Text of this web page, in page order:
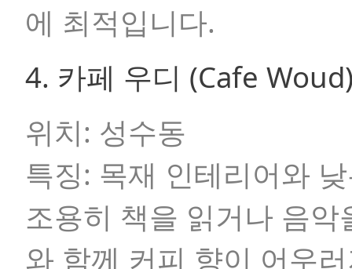
에 최적입니다.
4. 카페 우디 (Cafe
위치: 성수동
특징: 목재 인테리어와
조용히 책을 읽거나 음
와 함께 커피 향이 어우